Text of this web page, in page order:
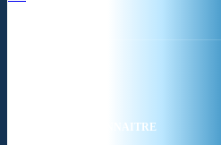
NOUS CONNAITRE